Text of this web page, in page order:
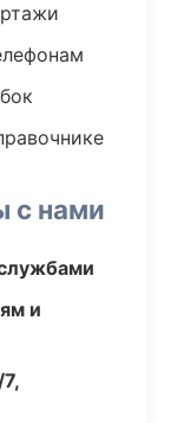
с нами
и